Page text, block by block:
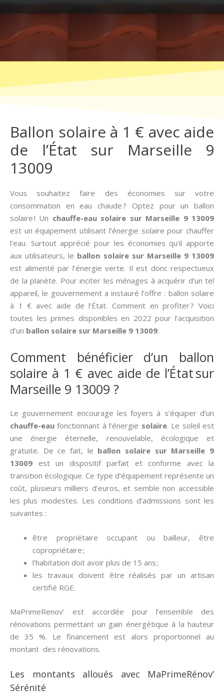
Ballon solaire à 1 € avec aide
de l’État sur Marseille 9
13009
Vous souhaitez faire des économies sur votre
consommation en eau chaude ? Optez pour un ballon
solaire ! Un chauffe-eau solaire sur Marseille 9 13009
est un équipement utilisant l’énergie solaire pour chauffer
l’eau. Surtout apprécié pour les économies qu’il apporte
aux utilisateurs, le ballon solaire sur Marseille 9 13009
est alimenté par l’énergie verte. Il est donc respectueux
de la planète. Pour inciter les ménages à acquérir d’un tel
appareil, le gouvernement a instauré l’offre : ballon solaire
à 1 € avec aide de l’État. Comment en profiter ? Voici
toutes les primes disponibles en 2022 pour l’acquisition
d’un ballon solaire sur Marseille 9 13009.
Comment bénéficier d’un ballon
solaire à 1 € avec aide de l’État sur
Marseille 9 13009 ?
Le gouvernement encourage les foyers à s’équiper d’un
chauffe-eau fonctionnant à l’énergie solaire. Le soleil est
une énergie éternelle, renouvelable, écologique et
gratuite. De ce fait, le ballon solaire sur Marseille 9
13009 est un dispositif parfait et conforme avec la
transition écologique. Ce type d’équipement représente un
coût, plusieurs milliers d’euros, et semble non accessible
les plus modestes. Les conditions d’admissions sont les
suivantes :
être propriétaire occupant ou bailleur, être
copropriétaire ;
l’habitation doit avoir plus de 15 ans ;
les travaux doivent être réalisés par un artisan
certifié RGE.
MaPrimeRenov’ est accordée pour l’ensemble des
rénovations permettant un gain énergétique à la hauteur
de 35 %. Le financement est alors proportionnel au
montant des rénovations.
Les montants alloués avec MaPrimeRénov’
Sérénité